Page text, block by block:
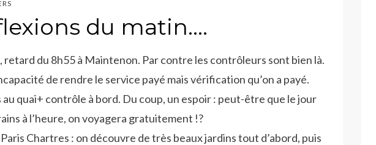
du matin….
retard du 8h55 à Maintenon. Par contre les contrôleurs sont bien là.
de rendre le service payé mais vérification qu’on a payé.
quai+ contrôle à bord. Du coup, un espoir : peut-être que le jour
à l’heure, on voyagera gratuitement !?
Chartres : on découvre de très beaux jardins tout d’abord, puis